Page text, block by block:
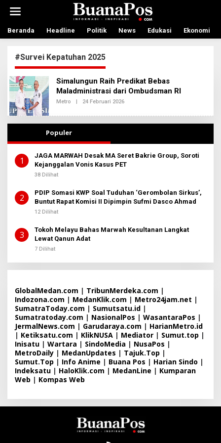
t
Beranda Headline Politik News Edukasi Ekonomi
#Survei Kepatuhan 2025
Simalungun Raih Predikat Bebas
Maladministrasi dari Ombudsman RI
Metro | 24 Februari 2026
E
H
M
N
B
T
A
Populer
1
JAGA MARWAH Desak MA Seret Bakrie Group, Soroti
Kejanggalan Vonis Kasus PET
38 Dilihat
2
PDIP Somasi KWP Soal Tuduhan ‘Gerombolan Sirkus’,
Buntut Rapat Komisi II Dipimpin Sufmi Dasco Ahmad
12 Dilihat
3
Tokoh Melayu Bahas Marwah Kesultanan Langkat
Lewat Qanun Adat
7 Dilihat
GlobalMedan.com | TribunMerdeka.com |
Indozona.com | MedanKlik.com | Metro24jam.net |
SumatraToday.com | Sumutsatu.id |
Sumatratoday.com | NasionalPos | WasantaraPos |
JermalNews.com | Garudaraya.com | HarianMetro.id
| Ketiksatu.com | KlikNUSA | Mediator | Sumut.top |
Inisatu | Wartara | SindoMedia | NusaPos |
MetroDaily | MedanUpdates | Tajuk.Top |
Sumut.Top | Info Anime | Buana Pos | Harian Sindo |
Indeksatu | HaloKlik.com | MedanLine | Kumparan
Web | Kompas Web